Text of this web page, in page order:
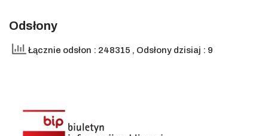
Odsłony
Łącznie odsłon : 248315 , Odsłony dzisiaj : 9